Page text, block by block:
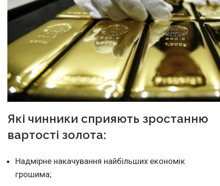
Які чинники сприяють зростанню
вартості золота:
Надмірне накачування найбільших економік
грошима;